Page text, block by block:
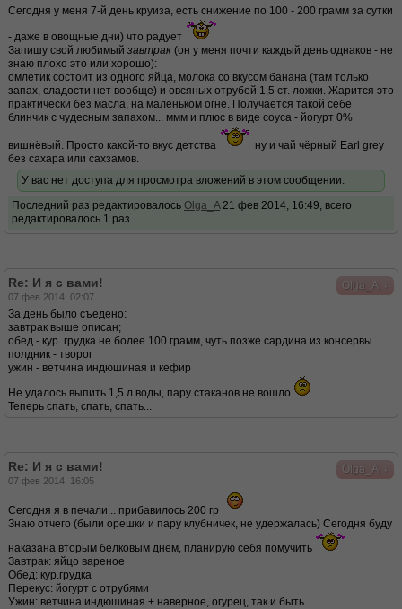
Сегодня у меня 7-й день круиза, есть снижение по 100 - 200 грамм за сутки
- даже в овощные дни) что радует
Запишу свой любимый завтрак (он у меня почти каждый день однаков - не
знаю плохо это или хорошо):
омлетик состоит из одного яйца, молока со вкусом банана (там только
запах, сладости нет вообще) и овсяных отрубей 1,5 ст. ложки. Жарится это
практически без масла, на маленьком огне. Получается такой себе
блинчик с чудесным запахом... ммм и плюс в виде соуса - йогурт 0%
вишнёвый. Просто какой-то вкус детства
ну и чай чёрный Earl grey
без сахара или сахзамов.
У вас нет доступа для просмотра вложений в этом сообщении.
Последний раз редактировалось Olga_A21 фев 2014, 16:49, всего
редактировалось 1 раз.
Olga_A
Re: И я с вами!
07 фев 2014, 02:07
За день было съедено:
завтрак выше описан;
обед - кур. грудка не более 100 грамм, чуть позже сардина из консервы
полдник - творог
ужин - ветчина индюшиная и кефир
Не удалось выпить 1,5 л воды, пару стаканов не вошло
Теперь спать, спать, спать...
Olga_A
Re: И я с вами!
07 фев 2014, 16:05
Сегодня я в печали... прибавилось 200 гр
Знаю отчего (были орешки и пару клубничек, не удержалась) Сегодня буду
наказана вторым белковым днём, планирую себя помучить
Завтрак: яйцо вареное
Обед: кур.грудка
Перекус: йогурт с отрубями
Ужин: ветчина индюшиная + наверное, огурец, так и быть...